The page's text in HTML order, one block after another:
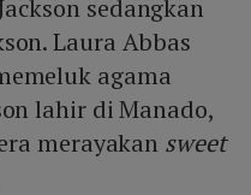
sedangkan
Laura Abbas
agama
lahir di Manado,
merayakan sweet